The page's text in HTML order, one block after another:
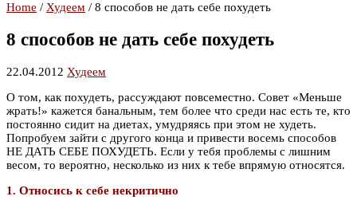
Home / Худеем / 8 способов не дать себе похудеть
8 способов не дать себе похудеть
22.04.2012 Худеем
О том, как похудеть, рассуждают повсеместно. Совет «Меньше
жрать!» кажется банальным, тем более что среди нас есть те, кто
постоянно сидит на диетах, умудряясь при этом не худеть.
Попробуем зайти с другого конца и привести восемь способов
НЕ ДАТЬ СЕБЕ ПОХУДЕТЬ. Если у тебя проблемы с лишним
весом, то вероятно, несколько из них к тебе впрямую относятся.
1. Относись к себе некритично